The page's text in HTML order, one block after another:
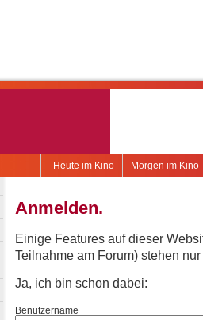
Morgen im Kino
Heute im Kino
Anmelden.
Einige Features auf dieser
Teilnahme am Forum) stehen
Ja, ich bin schon dabei:
Benutzername